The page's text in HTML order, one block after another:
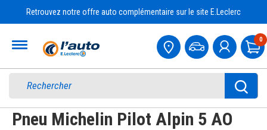
Retrouvez notre offre auto complémentaire sur le site E.Leclerc
0
Pneu Michelin Pilot Alpin 5 AO